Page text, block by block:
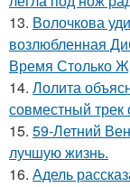
13. Волочкова
возлюбленная
Время Столько
14. Лолита
совместный трек
15. 59-Летний
лучшую жизнь.
16. Адель